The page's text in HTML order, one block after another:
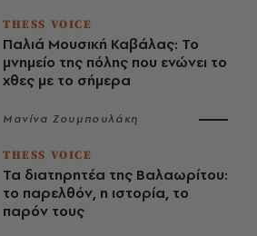
THESS VOICE
Παλιά Μουσική Καβάλας: Το
μνημείο της πόλης που ενώνει το
χθες με το σήμερα
Μανίνα Ζουμπουλάκη
THESS VOICE
Τα διατηρητέα της Βαλαωρίτου:
το παρελθόν, η ιστορία, το
παρόν τους